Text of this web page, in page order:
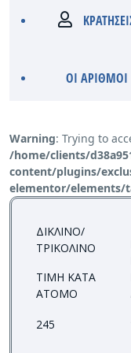
ΟΙ
Warning: Trying to
/home/clients/
content/plugins/
elementor/elements/
ΔΙΚΛΙΝΟ/
ΤΡΙΚΟΛΙΝΟ
ΤΙΜΗ ΚΑΤΑ
ΑΤΟΜΟ
245